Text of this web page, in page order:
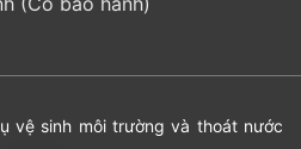
vệ sinh môi trường và thoát nước